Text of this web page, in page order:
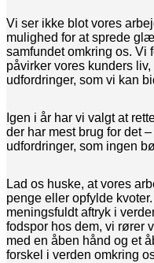
Vi ser ikke blot vores
mulighed for at sprede
samfundet omkring os. Vi
påvirker vores kunders
udfordringer, som vi kan
Igen i år har vi valgt at
der har mest brug for det
udfordringer, som ingen
Lad os huske, at vores
penge eller opfylde
meningsfuldt aftryk i
fodspor hos dem, vi rører
med en åben hånd og et
forskel i verden omkring